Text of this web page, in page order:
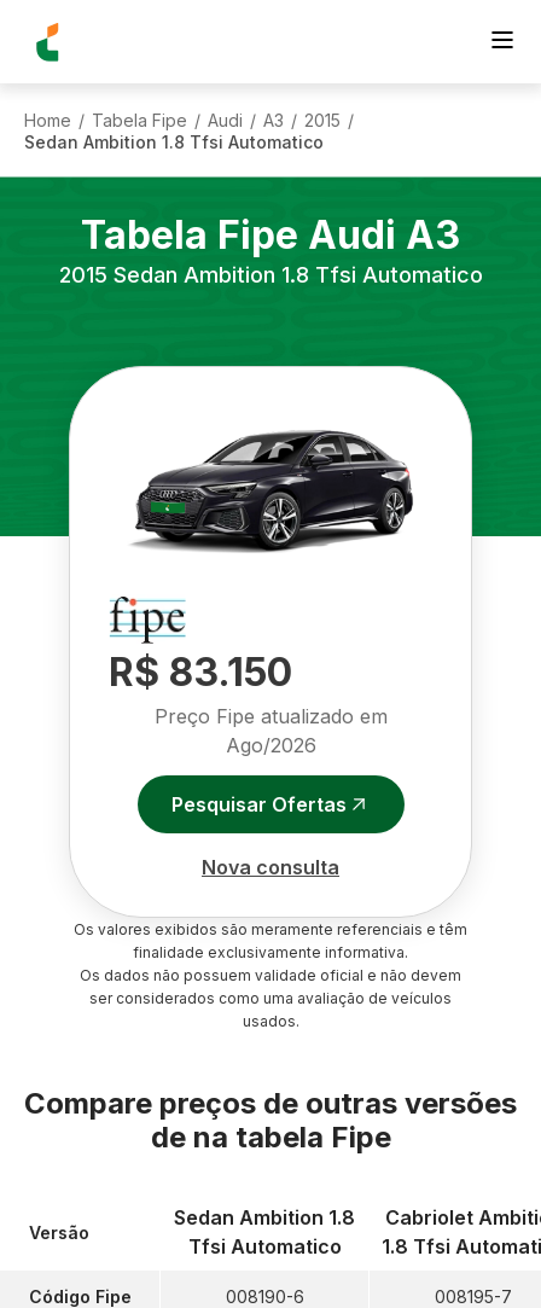
Home / Tabela Fipe / Audi / A3 / 2015 /
Sedan Ambition 1.8 Tfsi Automatico
Tabela Fipe Audi A3
2015 Sedan Ambition 1.8 Tfsi Automatico
R$ 83.150
Preço Fipe atualizado em
Ago/2026
Pesquisar Ofertas
Nova consulta
Os valores exibidos são meramente referenciais e têm
finalidade exclusivamente informativa.
Os dados não possuem validade oficial e não devem
ser considerados como uma avaliação de veículos
usados.
Compare preços de outras versões
de na tabela Fipe
Versão
Código Fipe
Sedan Ambition 1.8
Tfsi Automatico
008190-6
Cabriolet
1.8 Tfsi
008195-7